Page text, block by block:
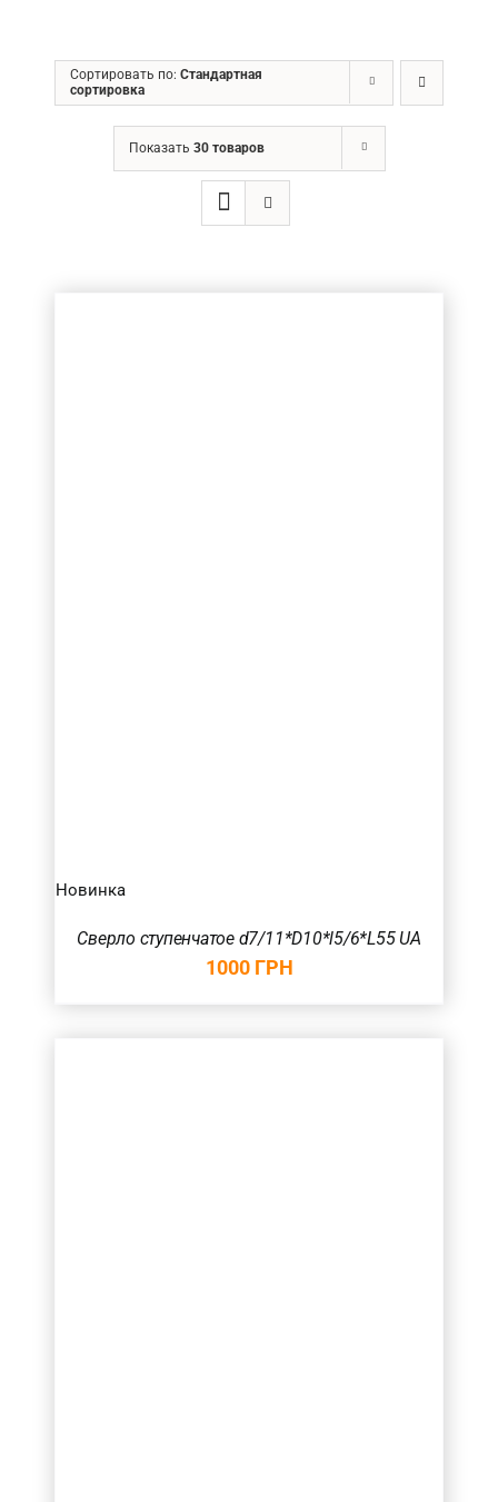
ГРН
Ценовой фильтр
Товар Діаметр хвостовика (в мм.)
Сортировать по:Стандартная
сортировка
Показать 30 товаров
Новинка
Сверло ступенчатое d7/11*D10*l5/6*L55 UA
1000 ГРН